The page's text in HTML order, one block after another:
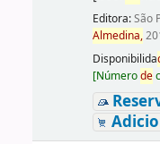
Editora:São
Almedina,
Disponibilida
[Númerode